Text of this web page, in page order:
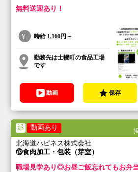
無料送迎あり！
時給 1,160円～
勤務先は士幌町の食品工場
です
動画 保存
派 動画あり
北海道ハピネス株式会社
⑬食肉加工・包装（芽室）
職場見学あり◎お昼ご飯忘れてもお弁